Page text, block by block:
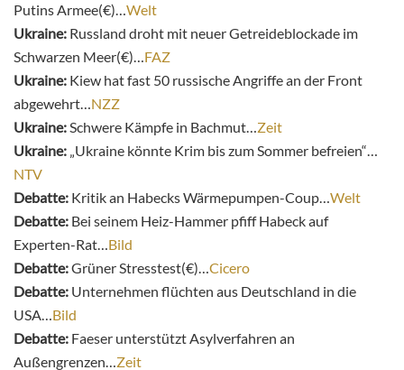
Putins Armee(€)…Welt
Ukraine: Russland droht mit neuer Getreideblockade im
Schwarzen Meer(€)…FAZ
Ukraine: Kiew hat fast 50 russische Angriffe an der Front
abgewehrt…NZZ
Ukraine:Schwere Kämpfe in Bachmut…Zeit
Ukraine: „Ukraine könnte Krim bis zum Sommer befreien“…
NTV
Debatte: Kritik an Habecks Wärmepumpen-Coup…Welt
Debatte: Bei seinem Heiz-Hammer pfiff Habeck auf
Experten-Rat…Bild
Debatte:Grüner Stresstest(€)…Cicero
Debatte: Unternehmen flüchten aus Deutschland in die
USA…Bild
Debatte: Faeser unterstützt Asylverfahren an
Außengrenzen…Zeit